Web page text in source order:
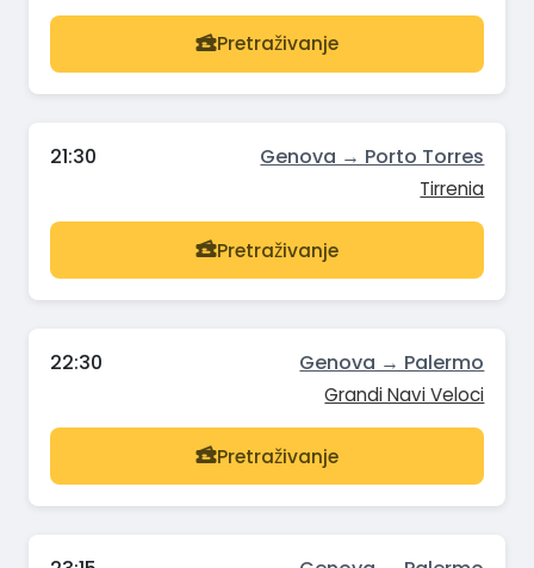
Pretraživanje
21:30 Genova → Porto Torres
Tirrenia
Pretraživanje
22:30 Genova → Palermo
Grandi Navi Veloci
Pretraživanje